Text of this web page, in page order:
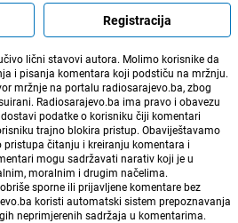
Registracija
lični stavovi autora. Molimo korisnike da
i pisanja komentara koji podstiču na mržnju.
mržnje na portalu radiosarajevo.ba, zbog
Radiosarajevo.ba ima pravo i obavezu
podatke o korisniku čiji komentari
trajno blokira pristup. Obaviještavamo
čitanju i kreiranju komentara i
mogu sadržavati narativ koji je u
moralnim i drugim načelima.
sporne ili prijavljene komentare bez
koristi automatski sistem prepoznavanja
neprimjerenih sadržaja u komentarima.